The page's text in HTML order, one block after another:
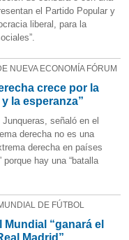
el Partido Popular y
liberal, para la
NUEVA ECONOMÍA FÓRUM
crece por la
la esperanza”
señaló en el
derecha no es una
derecha en países
porque hay una “batalla
DE FÚTBOL
“ganará el
Madrid”